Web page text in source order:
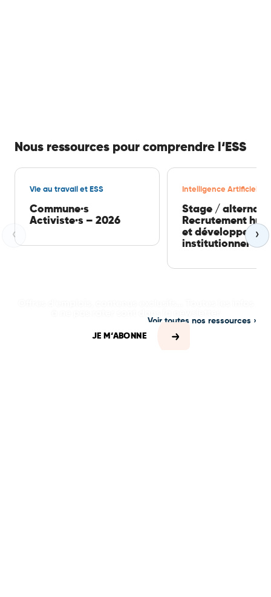
Nous ressources pour comprendre l‘ESS
Vie au travail et ESS
Commune·s
Activiste·s – 2026
Intelligence Artificielle
Stage /
Recrutement
et
institutionnel
‹ ›
Voir toutes nos ressources ›
JE M‘ABONNE